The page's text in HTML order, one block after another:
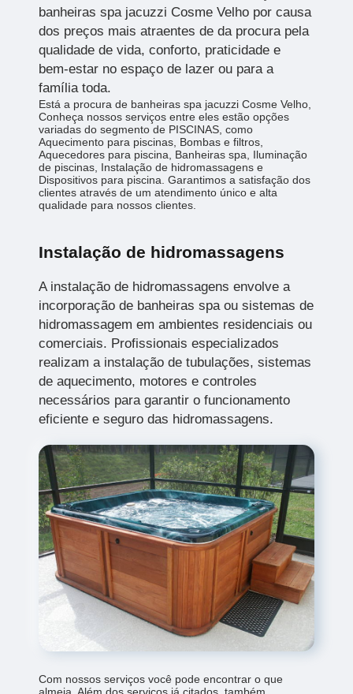
banheiras spa jacuzzi Cosme Velho por causa
dos preços mais atraentes de da procura pela
qualidade de vida, conforto, praticidade e
bem-estar no espaço de lazer ou para a
família toda.
Está a procura de banheiras spa jacuzzi Cosme Velho,
Conheça nossos serviços entre eles estão opções
variadas do segmento de PISCINAS, como
Aquecimento para piscinas, Bombas e filtros,
Aquecedores para piscina, Banheiras spa, Iluminação
de piscinas, Instalação de hidromassagens e
Dispositivos para piscina. Garantimos a satisfação dos
clientes através de um atendimento único e alta
qualidade para nossos clientes.
Instalação de hidromassagens
A instalação de hidromassagens envolve a
incorporação de banheiras spa ou sistemas de
hidromassagem em ambientes residenciais ou
comerciais. Profissionais especializados
realizam a instalação de tubulações, sistemas
de aquecimento, motores e controles
necessários para garantir o funcionamento
eficiente e seguro das hidromassagens.
Com nossos serviços você pode encontrar o que